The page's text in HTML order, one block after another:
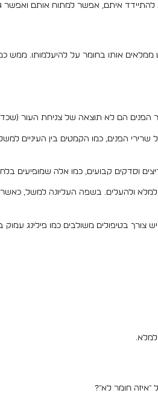
איתם, אפשר למתוח אותם ואפשר
אותו בחומר על להיעלמותו. ממש
הפנים הם לא תוצאה של צניחת העור
הפנים, כמו הקמטים בין העיניים
וסדקים קבועים, כמו אלה שמופיעים
ולהעלים. בשפה העליונה למשל,
צורך בטיפולים משולבים כמו פילינג
למלא.
חומר לא"?